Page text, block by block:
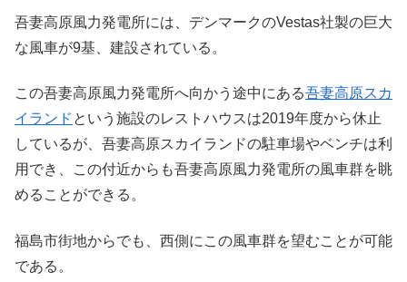
吾妻高原風力発電所には、デンマークのVestas社製の巨大
な風車が9基、建設されている。
この吾妻高原風力発電所へ向かう途中にある吾妻高原スカ
イランド という施設のレストハウスは2019年度から休止
しているが、吾妻高原スカイランドの駐車場やベンチは利
用でき、この付近からも吾妻高原風力発電所の風車群を眺
めることができる。
福島市街地からでも、西側にこの風車群を望むことが可能
である。